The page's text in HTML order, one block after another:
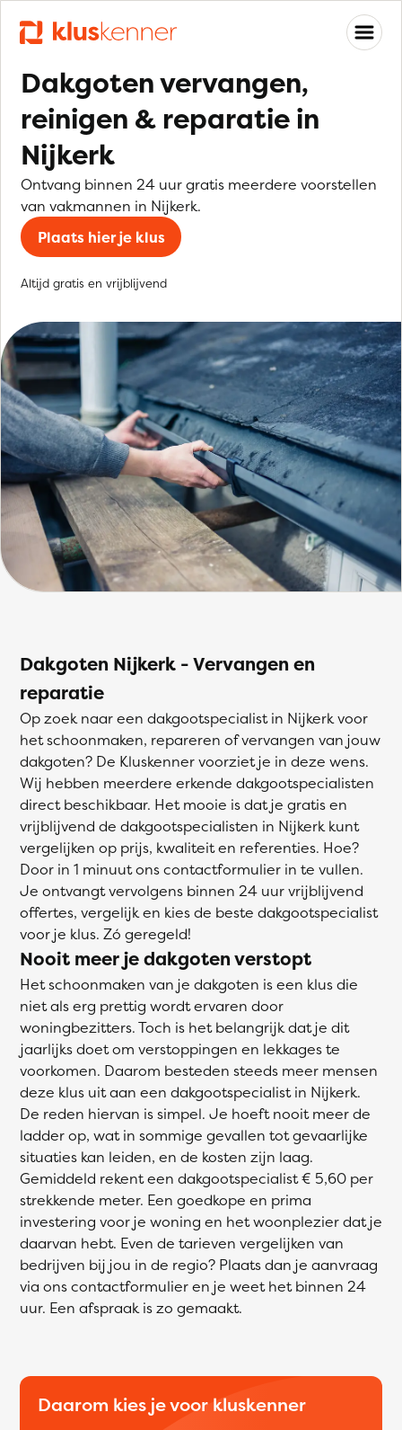
Dakgoten vervangen,
reinigen & reparatie in
Nijkerk
Ontvang binnen 24 uur gratis meerdere voorstellen
van vakmannen in Nijkerk.
Plaats hier je klus
Altijd gratis en vrijblijvend
Dakgoten Nijkerk - Vervangen en
reparatie
Op zoek naar een dakgootspecialist in Nijkerk voor
het schoonmaken, repareren of vervangen van jouw
dakgoten? De Kluskenner voorziet je in deze wens.
Wij hebben meerdere erkende dakgootspecialisten
direct beschikbaar. Het mooie is dat je gratis en
vrijblijvend de dakgootspecialisten in Nijkerk kunt
vergelijken op prijs, kwaliteit en referenties. Hoe?
Door in 1 minuut ons contactformulier in te vullen.
Je ontvangt vervolgens binnen 24 uur vrijblijvend
offertes, vergelijk en kies de beste dakgootspecialist
voor je klus. Zó geregeld!
Nooit meer je dakgoten verstopt
Het schoonmaken van je dakgoten is een klus die
niet als erg prettig wordt ervaren door
woningbezitters. Toch is het belangrijk dat je dit
jaarlijks doet om verstoppingen en lekkages te
voorkomen. Daarom besteden steeds meer mensen
deze klus uit aan een dakgootspecialist in Nijkerk.
De reden hiervan is simpel. Je hoeft nooit meer de
ladder op, wat in sommige gevallen tot gevaarlijke
situaties kan leiden, en de kosten zijn laag.
Gemiddeld rekent een dakgootspecialist € 5,60 per
strekkende meter. Een goedkope en prima
investering voor je woning en het woonplezier dat je
daarvan hebt. Even de tarieven vergelijken van
bedrijven bij jou in de regio? Plaats dan je aanvraag
via ons contactformulier en je weet het binnen 24
uur. Een afspraak is zo gemaakt.
Daarom kies je voor kluskenner